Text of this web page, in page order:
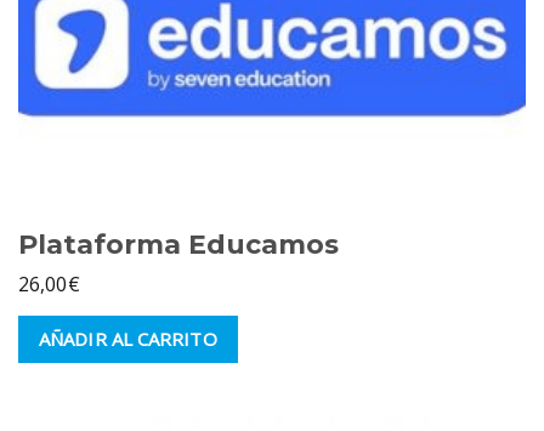
Plataforma Educamos
26,00€
AÑADIR AL CARRITO